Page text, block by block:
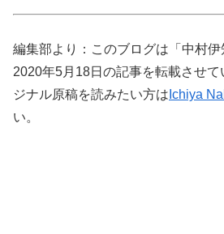
編集部より：このブログは「中村伊
2020年5月18日の記事を転載させて
ジナル原稿を読みたい方は Ichiya
い。